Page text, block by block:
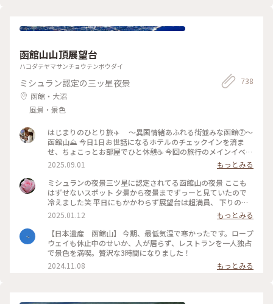
函館山山頂展望台
ハコダテヤマサンチョウテンボウダイ
ミシュラン認定の三ッ星夜景
函館・大沼
風景・景色
738
はじまりのひとり旅✈️ 〜異国情緒あふれる街並みな函館⑦〜
函館山⛰️ 今日1日お世話になるホテルのチェックインを済ま
せ、ちょこっとお部屋でひと休憩☕️ 今回の旅行のメインイベン
トである函館の絶景を見に、函館山へ出発！ ホテルのフロン
トの方に行き方を教えてもらい、天候の関係でロープウェイが
動いたり止まったり…🚡したので、バスで向かうことにしまし
た🚌 【ロープウェイで山頂へ】 →市電十字街駅から函館山ロ
ープウェイ山麓駅まで 徒歩10分 山麓駅から山頂駅まで
約3分 1800円（往復） 【バスで山頂へ】 →JR函館駅前バス
乗り場④ 番 函館山登山バス（季節運行）山頂まで約30分
700円（片道） バスで山頂まで向かっている最中に見えてくる
函館の街並みだけでも感嘆の声が上がり、ワクワクが止まらな
いです😳 山頂に着いて展望台に向かって歩き、目の前に現れ
た景色は感動🥹ずっと眺めていられました👀 夜景まで見たか
ったけど雷雲接近中の為、断念🤦‍♀️ でも山頂の展望台からは函
2025.09.01
もっとみる
ミシュランの夜景三ツ星に認定されてる函館山の夜景 ここも
はずせないスポット 夕景から夜景までずっーと見ていたので
冷えました笑 平日にもかかわらず展望台は超満員、 下りのロ
ープウェイも行列ができていました きらきらの夜景が見れて
2025.01.12
もっとみる
【日本遺産 函館山】 今期、最低気温で寒かったです。ロープ
ウェイも休止中のせいか、人が居らず、レストランを一人独占
で景色を満喫。贅沢な3時間になりました！
2024.11.08
もっとみる